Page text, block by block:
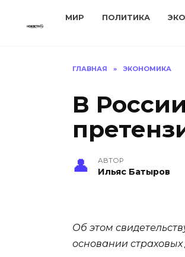
МИР ПОЛИТИКА
ГЛАВНАЯ » ЭКОНОМИКА
В
АВТОР
Ильяс Батыров
Об этом
основании